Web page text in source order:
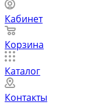
Кабинет
Корзина
Каталог
Контакты